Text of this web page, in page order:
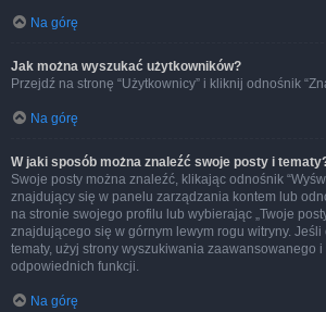
Na górę
Jak można wyszukać użytkowników?
Przejdź na stronę “Użytkownicy” i kliknij odnośnik
Na górę
W jaki sposób można znaleźć swoje posty i
Swoje posty można znaleźć, klikając odnośnik
znajdujący się w panelu zarządzania kontem lub
na stronie swojego profilu lub wybierając „Twoje
znajdującego się w górnym lewym rogu witryny.
tematy, użyj strony wyszukiwania zaawansowanego i
odpowiednich funkcji.
Na górę